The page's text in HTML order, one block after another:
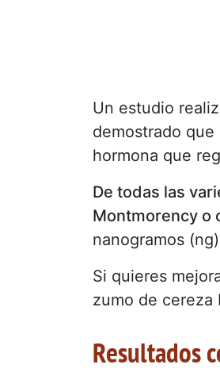
Un estudio
demostrado
hormona que
De todas las
Montmorency o
nanogramos
Si quieres
zumo de cereza
Resultados